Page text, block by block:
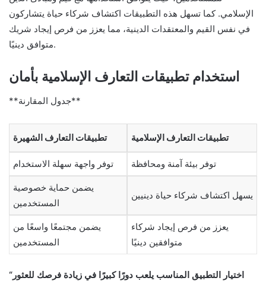
الإسلامي. كما تسهل هذه التطبيقات اكتشاف شركاء حياة يتشاركون
في نفس القيم والمعتقدات الدينية، مما يعزز من فرص إيجاد شريك
متوافق دينيًا.
استخدام تطبيقات التعارف الإسلامية بأمان
**جدول المقارنة**
تطبيقات التعارف الشهيرة تطبيقات التعارف الإسلامية
توفر واجهة سهلة الاستخدام توفر بيئة آمنة ومحافظة
يضمن حماية خصوصية
المستخدمين
يسهل اكتشاف شركاء حياة دينيين
يضمن مجتمعًا واسعًا من
المستخدمين
يعزز من فرص إيجاد شركاء
متوافقين دينيًا
“اختيار التطبيق المناسب يلعب دورًا كبيرًا في زيادة فرصك للعثور